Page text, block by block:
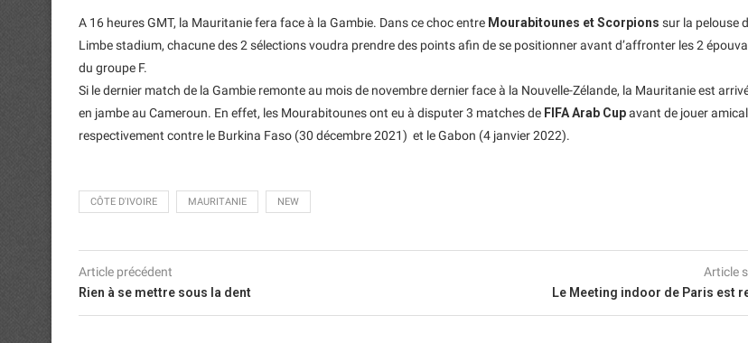
A 16 heures GMT, la Mauritanie fera face à la Gambie. Dans ce choc entre Mourabitounes et Scorpions sur la pelouse
Limbe stadium, chacune des 2 sélections voudra prendre des points afin de se positionner avant d’affronter les 2
du groupe F.
Si le dernier match de la Gambie remonte au mois de novembre dernier face à la Nouvelle-Zélande, la Mauritanie est
en jambe au Cameroun. En effet, les Mourabitounes ont eu à disputer 3 matches de FIFA Arab Cupavant de jouer
respectivement contre le Burkina Faso (30 décembre 2021) et le Gabon (4 janvier 2022).
CÔTE D'IVOIRE MAURITANIE NEW
Article précédent
Rien à se mettre sous la dent
Article
Le Meeting indoor de Paris est